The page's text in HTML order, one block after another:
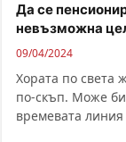
Да се
невъзможна
09/04/2024
Хората по света
по-скъп. Може
времевата линия